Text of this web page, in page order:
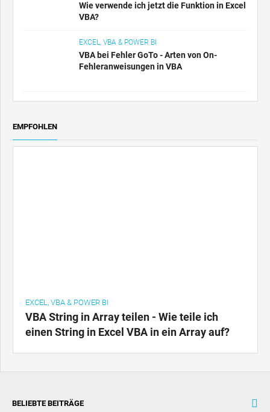
Wie verwende ich jetzt die Funktion in Excel
VBA?
EXCEL, VBA & POWER BI
VBA bei Fehler GoTo - Arten von On-
Fehleranweisungen in VBA
EMPFOHLEN
EXCEL, VBA & POWER BI
VBA String in Array teilen - Wie teile ich
einen String in Excel VBA in ein Array auf?
BELIEBTE BEITRÄGE